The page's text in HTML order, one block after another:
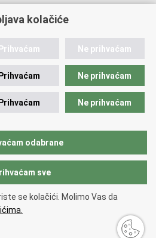
točka za Republiku Hrvatsku
poslova Republike Hrvatske.
kolačiće
Ne prihvaćam
Ne prihvaćam
Ne prihvaćam
odabrane
sve
se kolačići. Molimo Vas da